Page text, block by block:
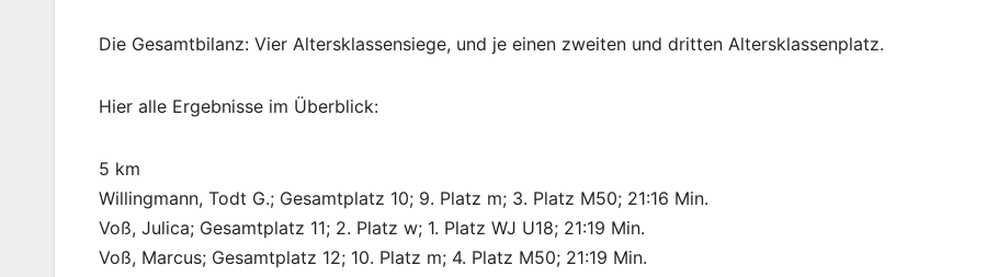
Die Gesamtbilanz: Vier Altersklassensiege, und je einen zweiten und dritten Altersklassenplatz.
Hier alle Ergebnisse im Überblick:
5 km
Willingmann, Todt G.; Gesamtplatz 10; 9. Platz m; 3. Platz M50; 21:16 Min.
Voß, Julica; Gesamtplatz 11; 2. Platz w; 1. Platz WJ U18; 21:19 Min.
Voß, Marcus; Gesamtplatz 12; 10. Platz m; 4. Platz M50; 21:19 Min.